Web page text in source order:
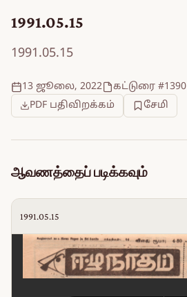
1991.05.15
1991.05.15
13 ஜூலை, 2022
கட்டுரை #1390
PDF பதிவிறக்கம்
சேமி
ஆவணத்தைப் படிக்கவும்
1991.05.15